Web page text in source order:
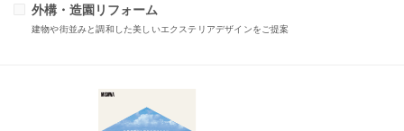
外構・造園リフォーム
建物や街並みと調和した美しいエクステリアデザインをご提案